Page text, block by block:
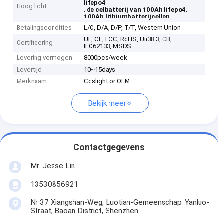
Hoog licht
lifepo4
, de celbatterij van 100Ah lifepo4,
100Ah lithiumbatterijcellen
Betalingscondities
L/C, D/A, D/P, T/T, Western Union
Certificering
UL, CE, FCC, RoHS, Un38.3, CB,
IEC62133, MSDS
Levering vermogen
8000pcs/week
Levertijd
10~15days
Merknaam
Coslight or OEM
Bekijk meer
Contactgegevens
Mr. Jesse Lin
13530856921
Nr 37 Xiangshan-Weg, Luotian-Gemeenschap, Yanluo-
Straat, Baoan District, Shenzhen